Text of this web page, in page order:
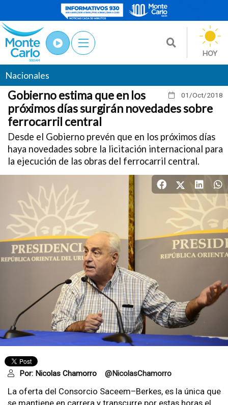
HOY
Nacionales
01/Oct/2018
Gobierno estima que en los
próximos días surgirán novedades sobre
ferrocarril central
Desde el Gobierno prevén que en los próximos días
haya novedades sobre la licitación internacional para
la ejecución de las obras del ferrocarril central.
Por: Nicolas Chamorro @NicolasChamorro
La oferta del Consorcio Saceem–Berkes, es la única que